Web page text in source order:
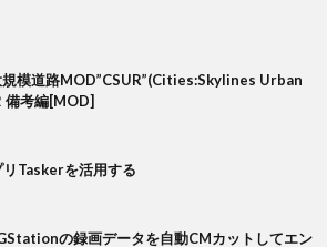
模道路MOD”CSUR”(Cities:Skylines Urban
備考編[MOD]
Taskerを活用する
の録画データを自動CMカットしてエン